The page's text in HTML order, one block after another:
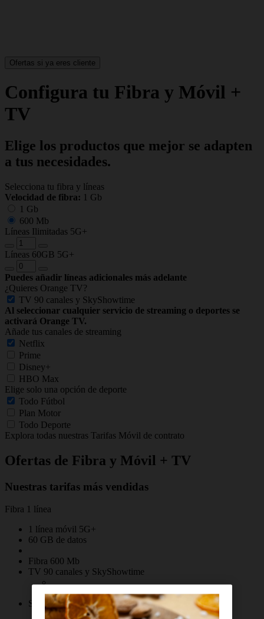
Ofertas si ya eres cliente
Configura tu Fibra y Móvil +
TV
Elige los productos que mejor se adapten
a tus necesidades.
Selecciona tu fibra y líneas
Velocidad de fibra: 1 Gb
1 Gb
600 Mb
Líneas Ilimitadas 5G+
Líneas 60GB 5G+
Puedes añadir líneas adicionales más adelante
¿Quieres Orange TV?
TV 90 canales y SkyShowtime
Al seleccionar cualquier servicio de streaming o deportes se
activará Orange TV.
Añade tus canales de streaming
Netflix
Prime
Disney+
HBO Max
Elige solo una opción de deporte
Todo Fútbol
Plan Motor
Todo Deporte
Explora todas nuestras Tarifas Móvil de contrato
Ofertas de Fibra y Móvil + TV
Nuestras tarifas más vendidas
Fibra 1 línea
1 línea móvil 5G+
60 GB de datos
Fibra 600 Mb
TV 90 canales y SkyShowtime
Servicios de streaming